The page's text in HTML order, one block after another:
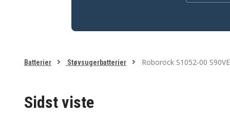
Batterier Støvsugerbatterier Roborock S1052-00
Sidst viste